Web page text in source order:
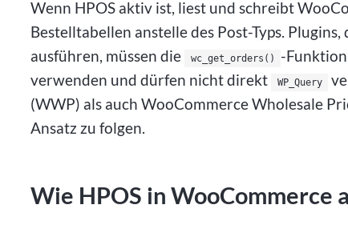
Wenn HPOS aktiv ist, liest und schreibt
Bestelltabellen anstelle des Post-Typs.
ausführen, müssen die
wc_get_orders() -
verwenden und dürfen nicht direkt
WP_Query
(WWP) als auch WooCommerce Wholesale
Ansatz zu folgen.
Wie HPOS in